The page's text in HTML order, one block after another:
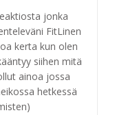
jonka
FitLinen
kerta kun olen
siihen mitä
ainoa jossa
hetkessä